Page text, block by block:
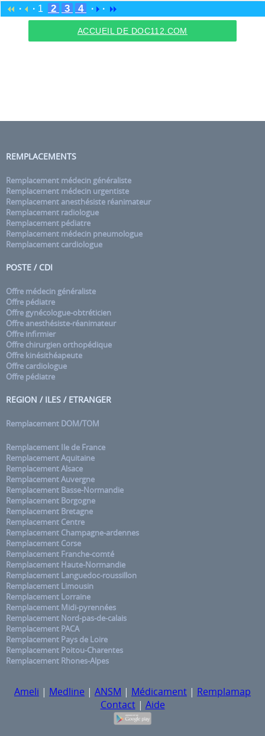
· · 1 2 3 4 · ·
ACCUEIL DE DOC112.COM
REMPLACEMENTS
Remplacement médecin généraliste
Remplacement médecin urgentiste
Remplacement anesthésiste réanimateur
Remplacement radiologue
Remplacement pédiatre
Remplacement médecin pneumologue
Remplacement cardiologue
POSTE / CDI
Offre médecin généraliste
Offre pédiatre
Offre gynécologue-obtréticien
Offre anesthésiste-réanimateur
Offre infirmier
Offre chirurgien orthopédique
Offre kinésithéapeute
Offre cardiologue
Offre pédiatre
REGION / ILES / ETRANGER
Remplacement DOM/TOM
Remplacement Ile de France
Remplacement Aquitaine
Remplacement Alsace
Remplacement Auvergne
Remplacement Basse-Normandie
Remplacement Borgogne
Remplacement Bretagne
Remplacement Centre
Remplacement Champagne-ardennes
Remplacement Corse
Remplacement Franche-comté
Remplacement Haute-Normandie
Remplacement Languedoc-roussillon
Remplacement Limousin
Remplacement Lorraine
Remplacement Midi-pyrennées
Remplacement Nord-pas-de-calais
Remplacement PACA
Remplacement Pays de Loire
Remplacement Poitou-Charentes
Remplacement Rhones-Alpes
Ameli | Medline | ANSM | Médicament | Remplamap
Contact| Aide